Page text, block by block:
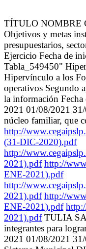
TÍTULO NOMBRE
Objetivos y metas
presupuestarios,
Ejercicio Fecha de
Tabla_549450"
Hipervínculo a los
operativos Segundo
la información
2021 01/08/2021
núcleo familiar, que
http://
(31-DIC-2020).pdf
http://
2021).pdf http://
ENE-2021).pdf
http://
2021).pdf http://
ENE-2021).pdf
2021).pdfTULIA
integrantes para
2021 01/08/2021 31/